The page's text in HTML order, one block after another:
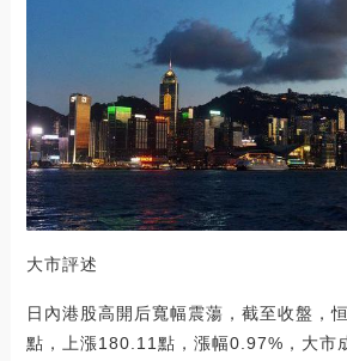
大市評述
日內港股高開后寬幅震蕩，截至收盤，
點，上漲180.11點，漲幅0.97%，大市